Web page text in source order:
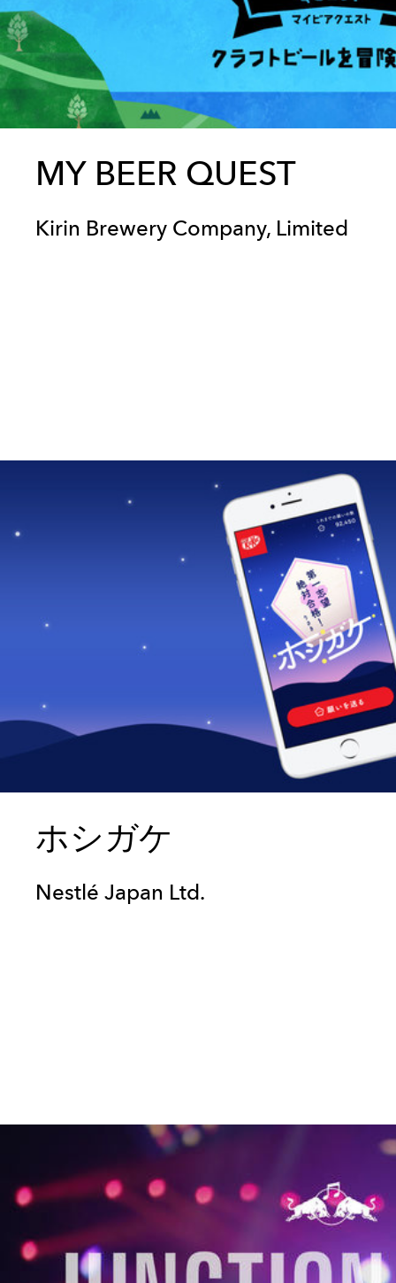
MY BEER QUEST
Kirin Brewery Company, Limited
ホシガケ
Nestlé Japan Ltd.